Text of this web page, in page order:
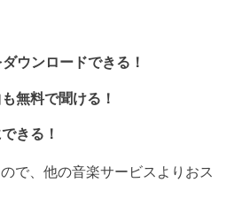
ウンロードできる！
無料で聞ける！
きる！
で、他の音楽サービスよりおス